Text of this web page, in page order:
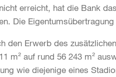
erreicht, hat die Bank
Die
den Erwerb des
m² auf rund 56 243 m²
wie diejenige eines